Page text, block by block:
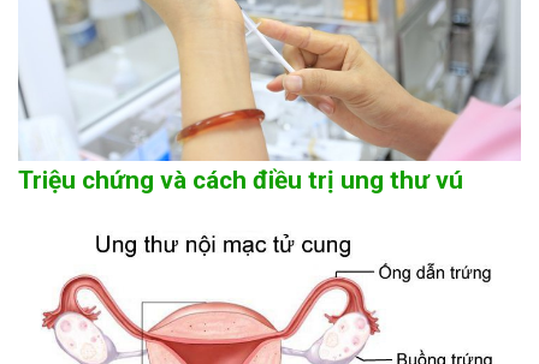
Triệu chứng và cách điều trị ung thư vú